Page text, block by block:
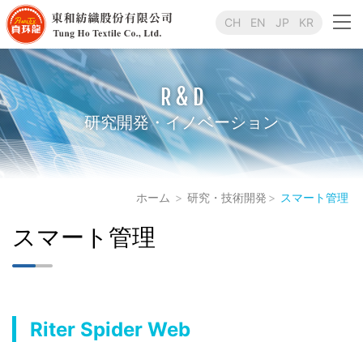
CH EN JP KR
R & D
研究開発・イノベーション
ホーム 研究・技術開発 スマート管理
スマート管理
Riter Spider Web